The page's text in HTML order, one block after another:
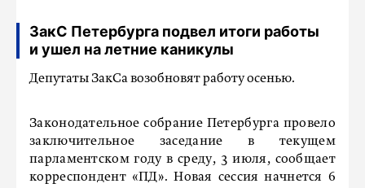
ЗакС Петербурга подвел итоги работы
и ушел на летние каникулы
Депутаты ЗакСа возобновят работу осенью.
Законодательное собрание Петербурга провело
заключительное заседание в текущем
парламентском году в среду, 3 июля, сообщает
корреспондент «ПД». Новая сессия начнется 6